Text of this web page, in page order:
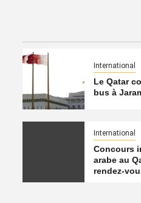
International
Le Qatar
bus à
International
Concours
arabe au
rendez-